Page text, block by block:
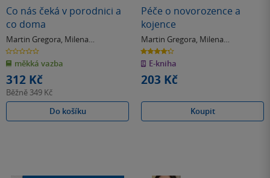
Co nás čeká v porodnici a
co doma
Martin Gregora, Milena
Dokoupilová
0.0
z
5
hvězdiček
měkká vazba
312 Kč
Běžně 349 Kč
Do košíku
Péče o novorozence a
kojence
Martin Gregora, Milena
Dokoupilová
4.3
z
5
hvězdiček
E-kniha
203 Kč
Koupit